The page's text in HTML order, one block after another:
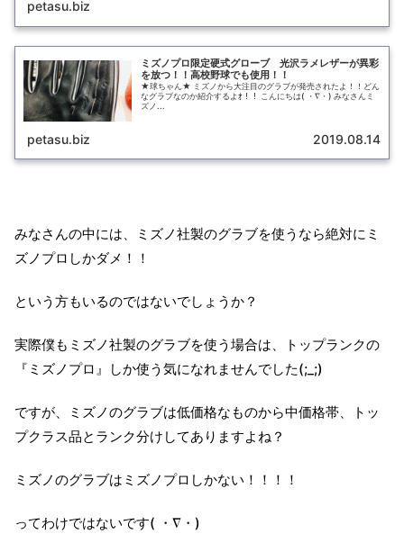
petasu.biz
ミズノプロ限定硬式グローブ 光沢ラメレザーが異彩
を放つ！！高校野球でも使用！！
★球ちゃん★ ミズノから大注目のグラブが発売されたよ！！どん
なグラブなのか紹介するよｵ！！ こんにちは( ・∇・) みなさんミ
ズノ...
petasu.biz 2019.08.14
みなさんの中には、ミズノ社製のグラブを使うなら絶対にミ
ズノプロしかダメ！！
という方もいるのではないでしょうか？
実際僕もミズノ社製のグラブを使う場合は、トップランクの
『ミズノプロ』しか使う気になれませんでした(;_;)
ですが、ミズノのグラブは低価格なものから中価格帯、トッ
プクラス品とランク分けしてありますよね？
ミズノのグラブはミズノプロしかない！！！！
ってわけではないです( ・∇・)